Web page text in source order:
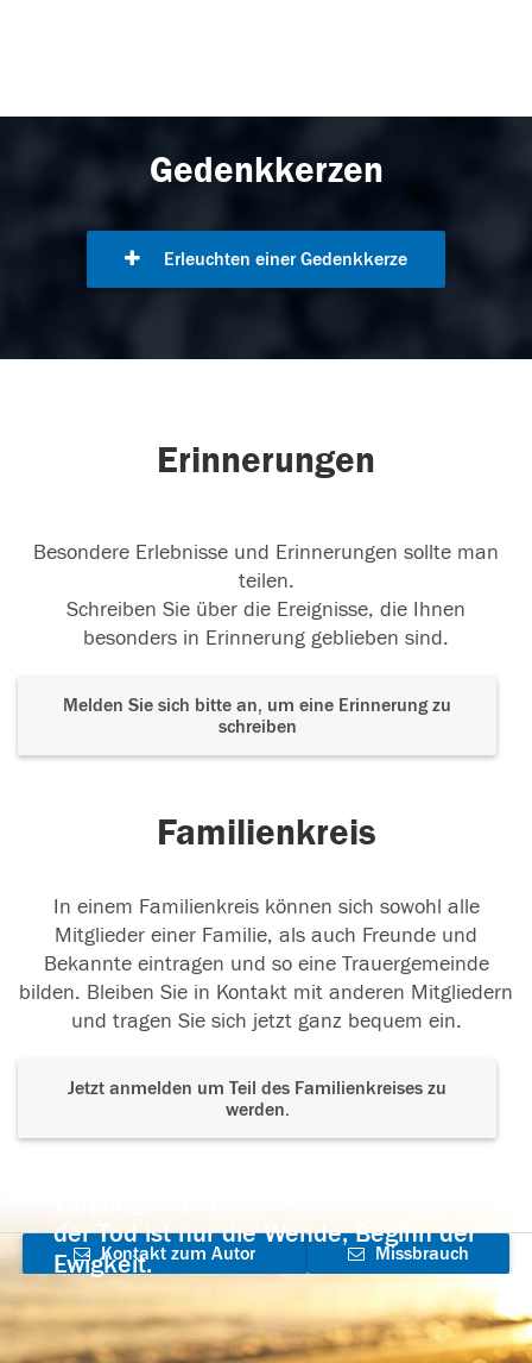
Gedenkkerzen
Erleuchten einer Gedenkkerze
Erinnerungen
Besondere Erlebnisse und Erinnerungen sollte man
teilen.
Schreiben Sie über die Ereignisse, die Ihnen
besonders in Erinnerung geblieben sind.
Melden Sie sich bitte an, um eine Erinnerung zu
schreiben
Familienkreis
In einem Familienkreis können sich sowohl alle
Mitglieder einer Familie, als auch Freunde und
Bekannte eintragen und so eine Trauergemeinde
bilden. Bleiben Sie in Kontakt mit anderen Mitgliedern
und tragen Sie sich jetzt ganz bequem ein.
Jetzt anmelden um Teil des Familienkreises zu
werden.
der Tod ist nur die Wende, Beginn der
Ewigkeit.
Kontakt zum Autor
aufnehmen
Missbrauch